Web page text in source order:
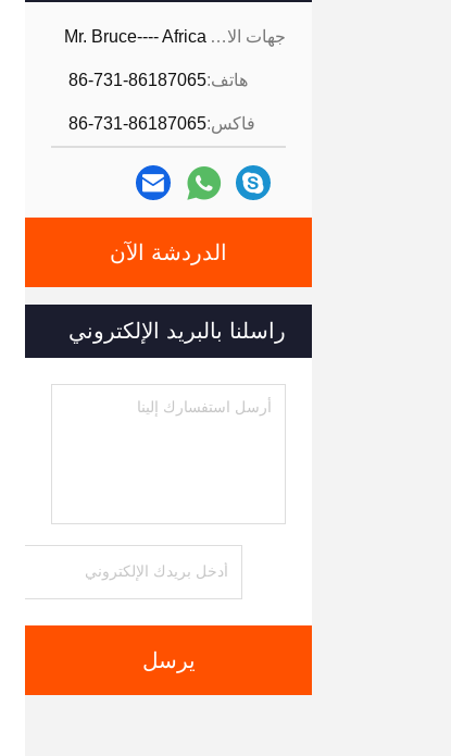
جهات الاتصال: Mr. Bruce---- Africa
هاتف:86-731-86187065
فاكس:86-731-86187065
الدردشة الآن
راسلنا بالبريد الإلكتروني
يرسل